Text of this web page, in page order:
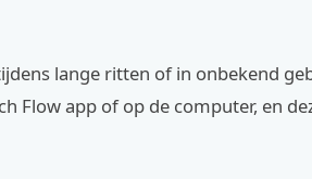
lange ritten of in onbekend
Flow app of op de computer, en